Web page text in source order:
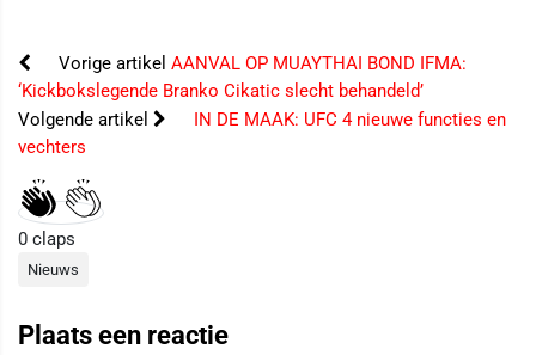
Vorige artikel AANVAL OP MUAYTHAI BOND IFMA:
‘Kickbokslegende Branko Cikatic slecht behandeld’
Volgende artikel
IN DE MAAK: UFC 4 nieuwe functies en
vechters
0 claps
Nieuws
Plaats een reactie